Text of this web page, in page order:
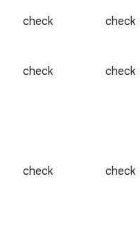
check check
check check
check check